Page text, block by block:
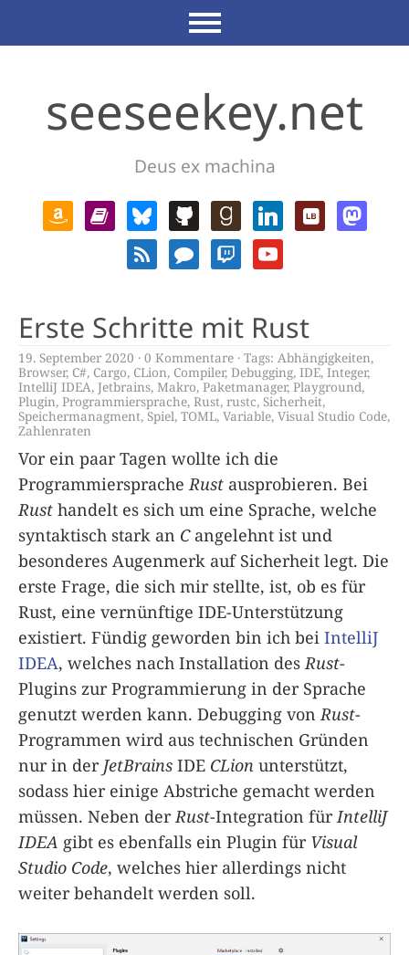
seeseekey.net
Deus ex machina
Erste Schritte mit Rust
19. September 2020 0 Kommentare Tags: Abhängigkeiten,
Browser, C#, Cargo, CLion, Compiler, Debugging, IDE, Integer,
IntelliJ IDEA, Jetbrains, Makro,Paketmanager,Playground,
Plugin, Programmiersprache, Rust, rustc, Sicherheit,
Speichermanagment, Spiel, TOML, Variable, Visual Studio Code,
Zahlenraten
Vor ein paar Tagen wollte ich die
Programmiersprache Rust ausprobieren. Bei
Rust handelt es sich um eine Sprache, welche
syntaktisch stark an Cangelehnt ist und
besonderes Augenmerk auf Sicherheit legt. Die
erste Frage, die sich mir stellte, ist, ob es für
Rust, eine vernünftige IDE-Unterstützung
existiert. Fündig geworden bin ich bei IntelliJ
IDEA, welches nach Installation des Rust-
Plugins zur Programmierung in der Sprache
genutzt werden kann. Debugging von Rust-
Programmen wird aus technischen Gründen
nur in der JetBrains IDE CLion unterstützt,
sodass hier einige Abstriche gemacht werden
müssen. Neben der Rust-Integration für IntelliJ
IDEA gibt es ebenfalls ein Plugin für Visual
Studio Code, welches hier allerdings nicht
weiter behandelt werden soll.